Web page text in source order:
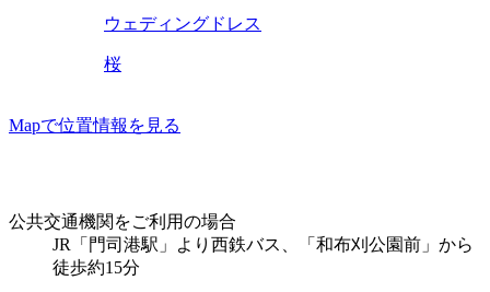
ウェディングドレス
桜
Mapで位置情報を見る
公共交通機関をご利用の場合
JR「門司港駅」より西鉄バス、「和布刈公園前」から
徒歩約15分